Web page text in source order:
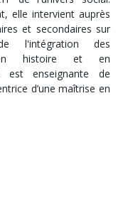
elle intervient auprès
et secondaires sur
l'intégration des
en histoire et en
est enseignante de
d’une maîtrise en